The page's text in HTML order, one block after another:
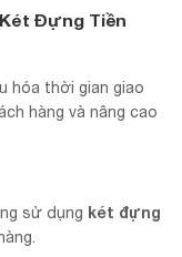
Đựng Tiền
hóa thời gian giao
hàng và nâng cao
sử dụng két đựng